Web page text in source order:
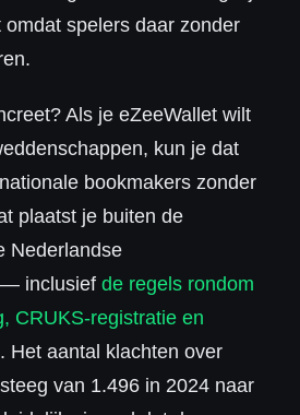
spelers daar zonder
Als je eZeeWallet wilt
kun je dat
bookmakers zonder
plaatst je buiten de
Nederlandse
— inclusief de regels rondom
CRUKS-registratie en
. Het aantal klachten over
van 1.496 in 2024 naar